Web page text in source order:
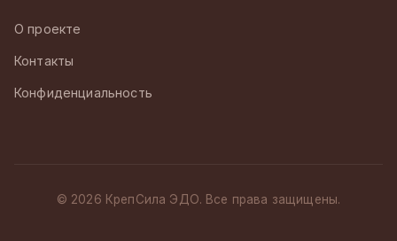
О проекте
Контакты
Конфиденциальность
© 2026 КрепСила ЭДО. Все права защищены.